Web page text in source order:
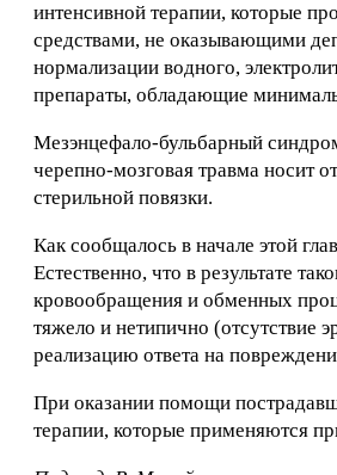
интенсивной терапии, которые
средствами, не оказывающими
нормализации водного,
препараты, обладающие
Мезэнцефало-бульбарный
черепно-мозговая травма носит
стерильной повязки.
Как сообщалось в начале этой
Естественно, что в результате
кровообращения и обменных
тяжело и нетипично (отсутствие
реализацию ответа на
При оказании помощи
терапии, которые применяются